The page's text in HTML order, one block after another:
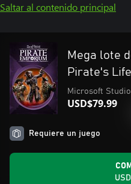
Saltar al contenido principal
Mega lote
Pirate's Life
Microsoft
USD$79.99
Requiere un juego